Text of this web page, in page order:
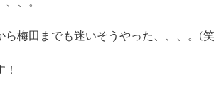
、。
ら梅田までも迷いそうやった、、、。(